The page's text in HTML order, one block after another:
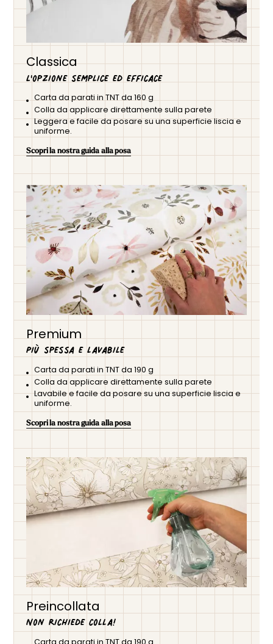
Classica
L'opzione semplice ed efficace
Carta da parati in TNT da 160 g
Colla da applicare direttamente sulla parete
Leggera e facile da posare su una superficie liscia e
uniforme.
Scopri la nostra guida alla posa
Premium
Più spessa e lavabile
Carta da parati in TNT da 190 g
Colla da applicare direttamente sulla parete
Lavabile e facile da posare su una superficie liscia e
uniforme.
Scopri la nostra guida alla posa
Preincollata
Non richiede colla!
Carta da parati in TNT da 190 g